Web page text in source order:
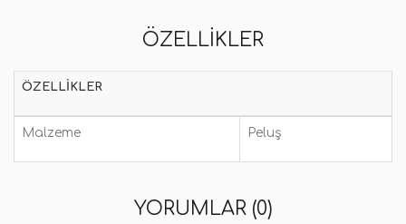
ÖZELLIKLER
ÖZELLIKLER
Malzeme Peluş
YORUMLAR (0)